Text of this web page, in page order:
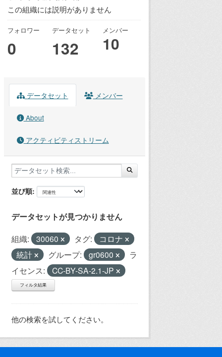
この組織には説明がありません
フォロワー
0
データセット
132
メンバー
10
データセット メンバー
About
アクティビティストリーム
並び順
データセットが見つかりません
組織: 30060 タグ:
コロナ
統計
グループ: gr0600
ラ
イセンス:
CC-BY-SA-2.1-JP
フィルタ結果
他の検索を試してください。